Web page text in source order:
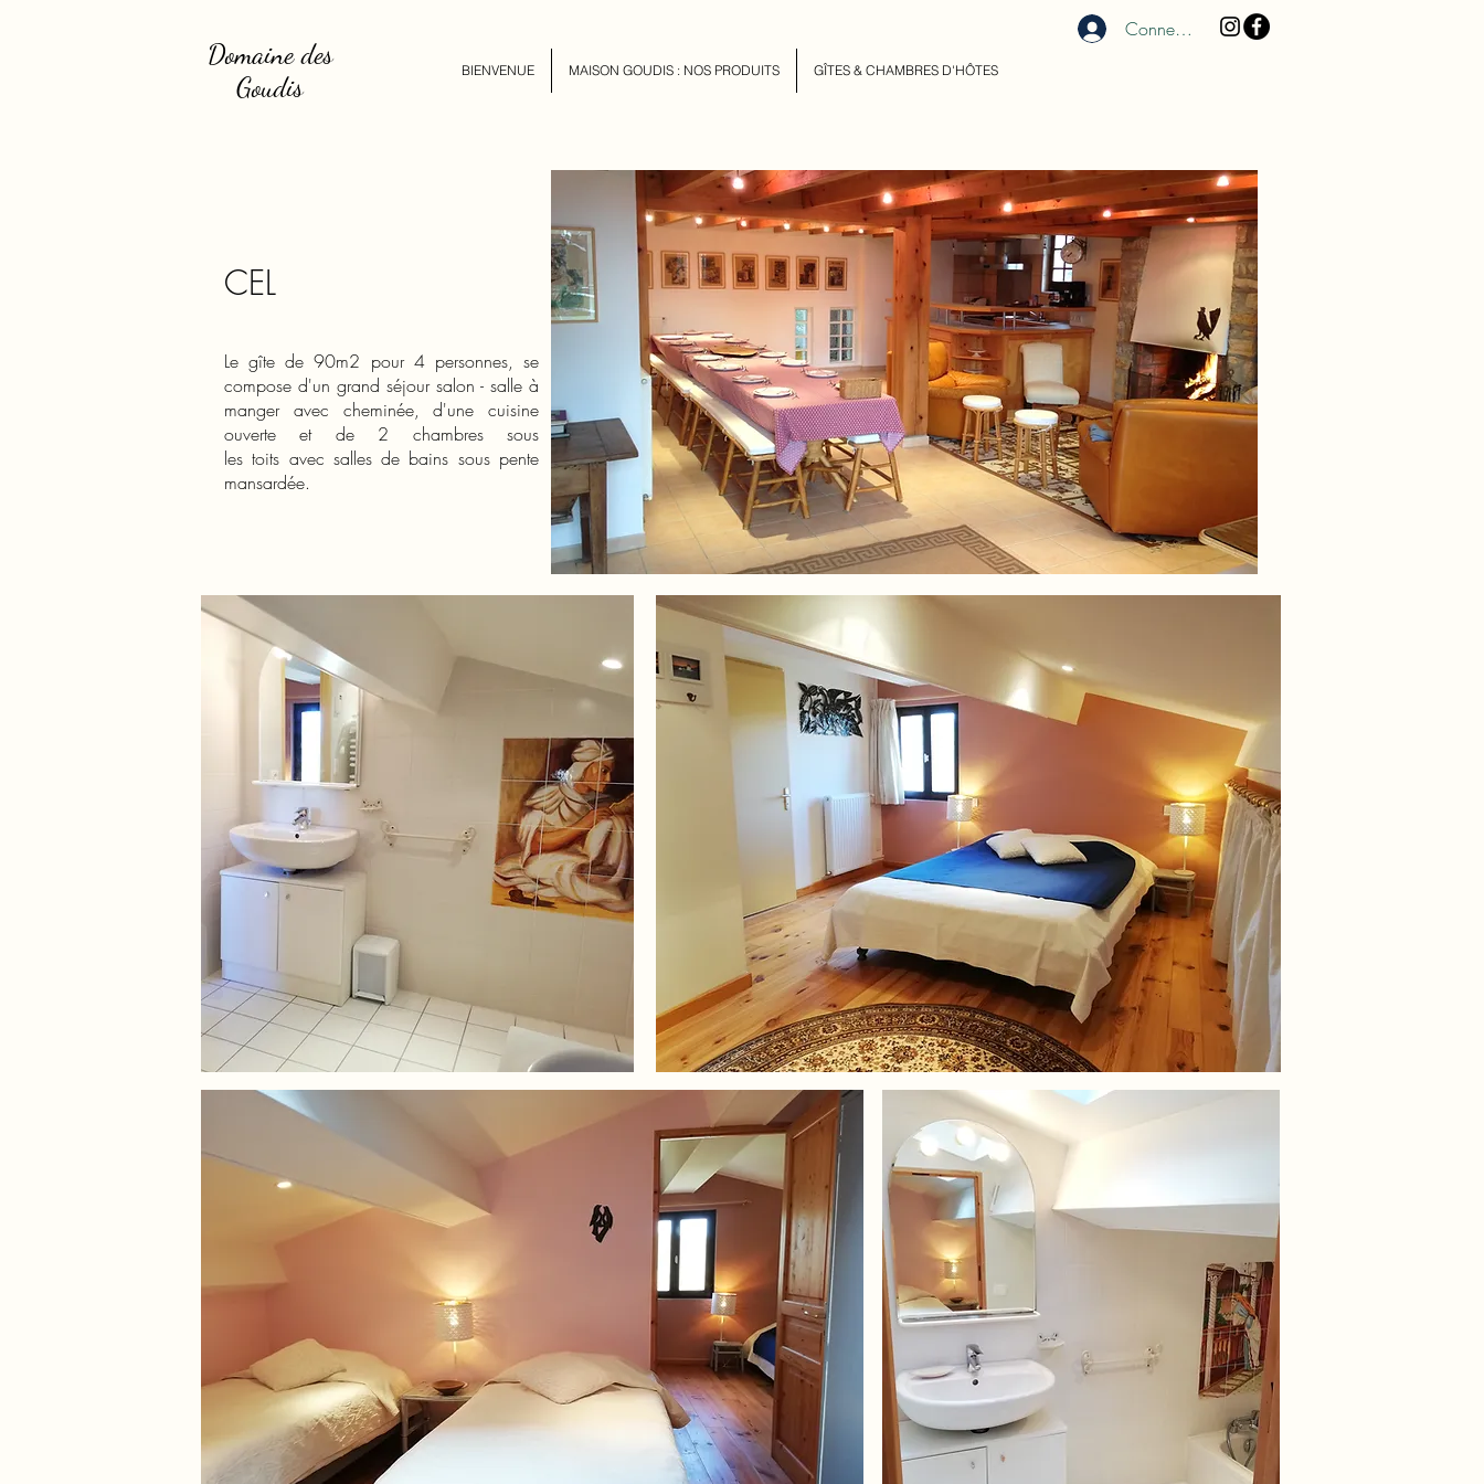
Domaine des
Goudis
Connexion
BIENVENUE MAISON GOUDIS : NOS PRODUITS GÎTES & CHAMBRES D'HÔTES
CEL
Le gîte de 90m2 pour 4 personnes, se
compose d'un grand séjour salon - salle à
manger avec cheminée, d'une cuisine
ouverte et de 2 chambres sous
les toits avec salles de bains sous pente
mansardée.